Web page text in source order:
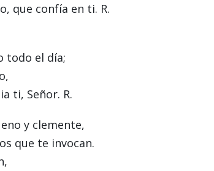
que confía en ti. R.
todo el día;
ti, Señor. R.
y clemente,
que te invocan.